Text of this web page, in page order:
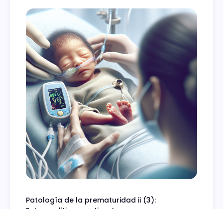
Patología de la prematuridad ii (3):